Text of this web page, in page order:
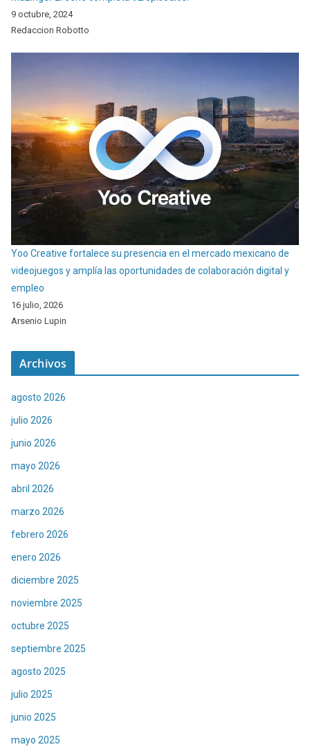
9 octubre, 2024
Redaccion Robotto
Yoo Creative fortalece su presencia en el mercado mexicano de
videojuegos y amplía las oportunidades de colaboración digital y
empleo
16 julio, 2026
Arsenio Lupin
Archivos
agosto 2026
julio 2026
junio 2026
mayo 2026
abril 2026
marzo 2026
febrero 2026
enero 2026
diciembre 2025
noviembre 2025
octubre 2025
septiembre 2025
agosto 2025
julio 2025
junio 2025
mayo 2025